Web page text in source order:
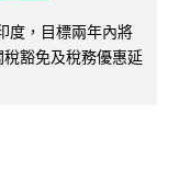
度，目標兩年內將
豁免及稅務優惠延